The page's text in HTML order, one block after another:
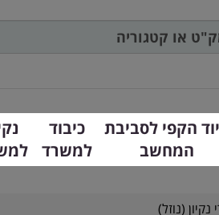
הקפי לסביבת
המחשב
כיבוד
למשרד
נקיון (נוזל)